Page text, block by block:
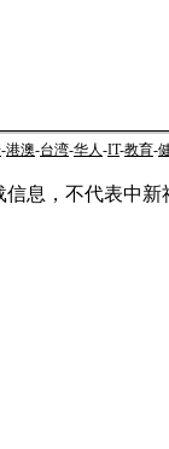
-港澳-台湾-华人-IT-教育-
信息，不代表中